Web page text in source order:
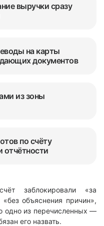
выручки сразу
на карты
документов
из зоны
по счёту
отчётности
заблокировали «за
объяснения причин»,
одно из перечисленных —
его назвать.